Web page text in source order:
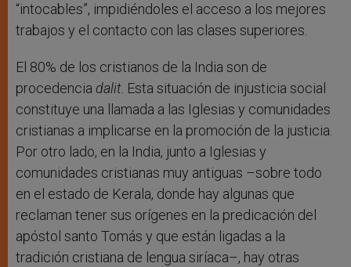
“intocables”, impidiéndoles el acceso a los mejores
trabajos y el contacto con las clases superiores.
El 80% de los cristianos de la India son de
procedencia dalit. Esta situación de injusticia social
constituye una llamada a las Iglesias y comunidades
cristianas a implicarse en la promoción de la justicia.
Por otro lado, en la India, junto a Iglesias y
comunidades cristianas muy antiguas –sobre todo
en el estado de Kerala, donde hay algunas que
reclaman tener sus orígenes en la predicación del
apóstol santo Tomás y que están ligadas a la
tradición cristiana de lengua siríaca–, hay otras